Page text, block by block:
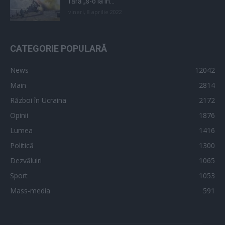
CATEGORIE POPULARĂ
News
12042
Main
2814
Război în Ucraina
2172
Opinii
1876
Lumea
1416
Politică
1300
Dezvăluiri
1065
Sport
1053
Mass-media
591